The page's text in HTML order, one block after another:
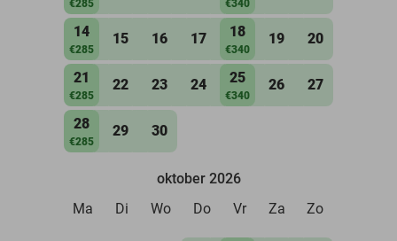
€285 €340
14
€285
15 16 17 18
€340
19 20
21
€285
22 23 24 25
€340
26 27
28
€285
29 30
oktober 2026
Ma
Di Wo Do Vr Za Zo